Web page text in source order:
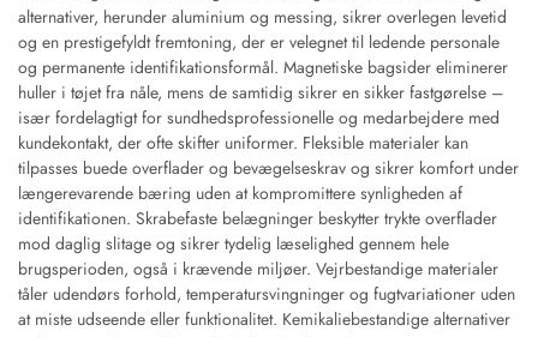
alternativer, herunder aluminium og messing, sikrer overlegen levetid
og en prestigefyldt fremtoning, der er velegnet til ledende personale
og permanente identifikationsformål. Magnetiske bagsider eliminerer
huller i tøjet fra nåle, mens de samtidig sikrer en sikker fastgørelse –
især fordelagtigt for sundhedsprofessionelle og medarbejdere med
kundekontakt, der ofte skifter uniformer. Fleksible materialer kan
tilpasses buede overflader og bevægelseskrav og sikrer komfort under
længerevarende bæring uden at kompromittere synligheden af
identifikationen. Skrabefaste belægninger beskytter trykte overflader
mod daglig slitage og sikrer tydelig læselighed gennem hele
brugsperioden, også i krævende miljøer. Vejrbestandige materialer
tåler udendørs forhold, temperatursvingninger og fugtvariationer uden
at miste udseende eller funktionalitet. Kemikaliebestandige alternativer